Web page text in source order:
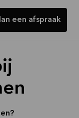
een afspraak